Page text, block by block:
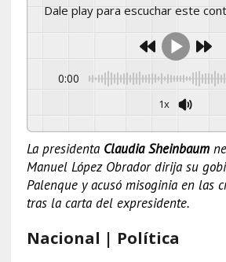
Dale play para escuchar este
0:00
1x
La presidenta Claudia Sheinbaum
Manuel López Obrador dirija su
Palenque y acusó misoginia en las
tras la carta del expresidente.
Nacional | Política